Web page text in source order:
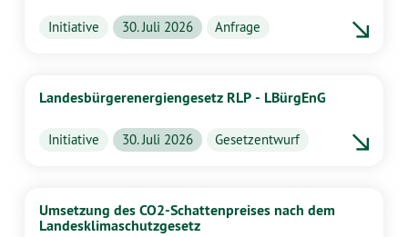
Initiative 30. Juli 2026 Anfrage
Landesbürgerenergiengesetz RLP - LBürgEnG
Initiative 30. Juli 2026 Gesetzentwurf
Umsetzung des CO2-Schattenpreises nach dem
Landesklimaschutzgesetz